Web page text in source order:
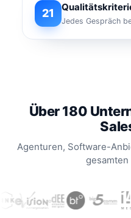
21
Jedes Gespräch
Über 180
Agenturen, Software-
gesamten